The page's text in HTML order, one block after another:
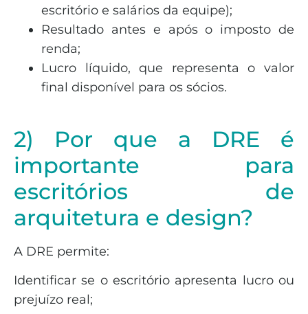
escritório e salários da equipe);
Resultado antes e após o imposto de
renda;
Lucro líquido, que representa o valor
final disponível para os sócios.
2) Por que a DRE é
importante para
escritórios de
arquitetura e design?
A DRE permite:
Identificar se o escritório apresenta lucro ou
prejuízo real;